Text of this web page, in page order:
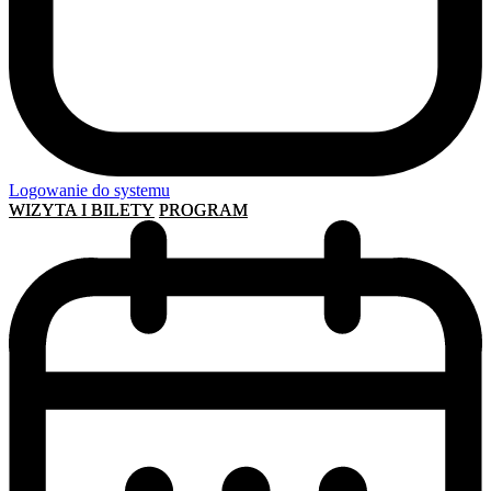
Logowanie do systemu
WIZYTA I BILETY PROGRAM